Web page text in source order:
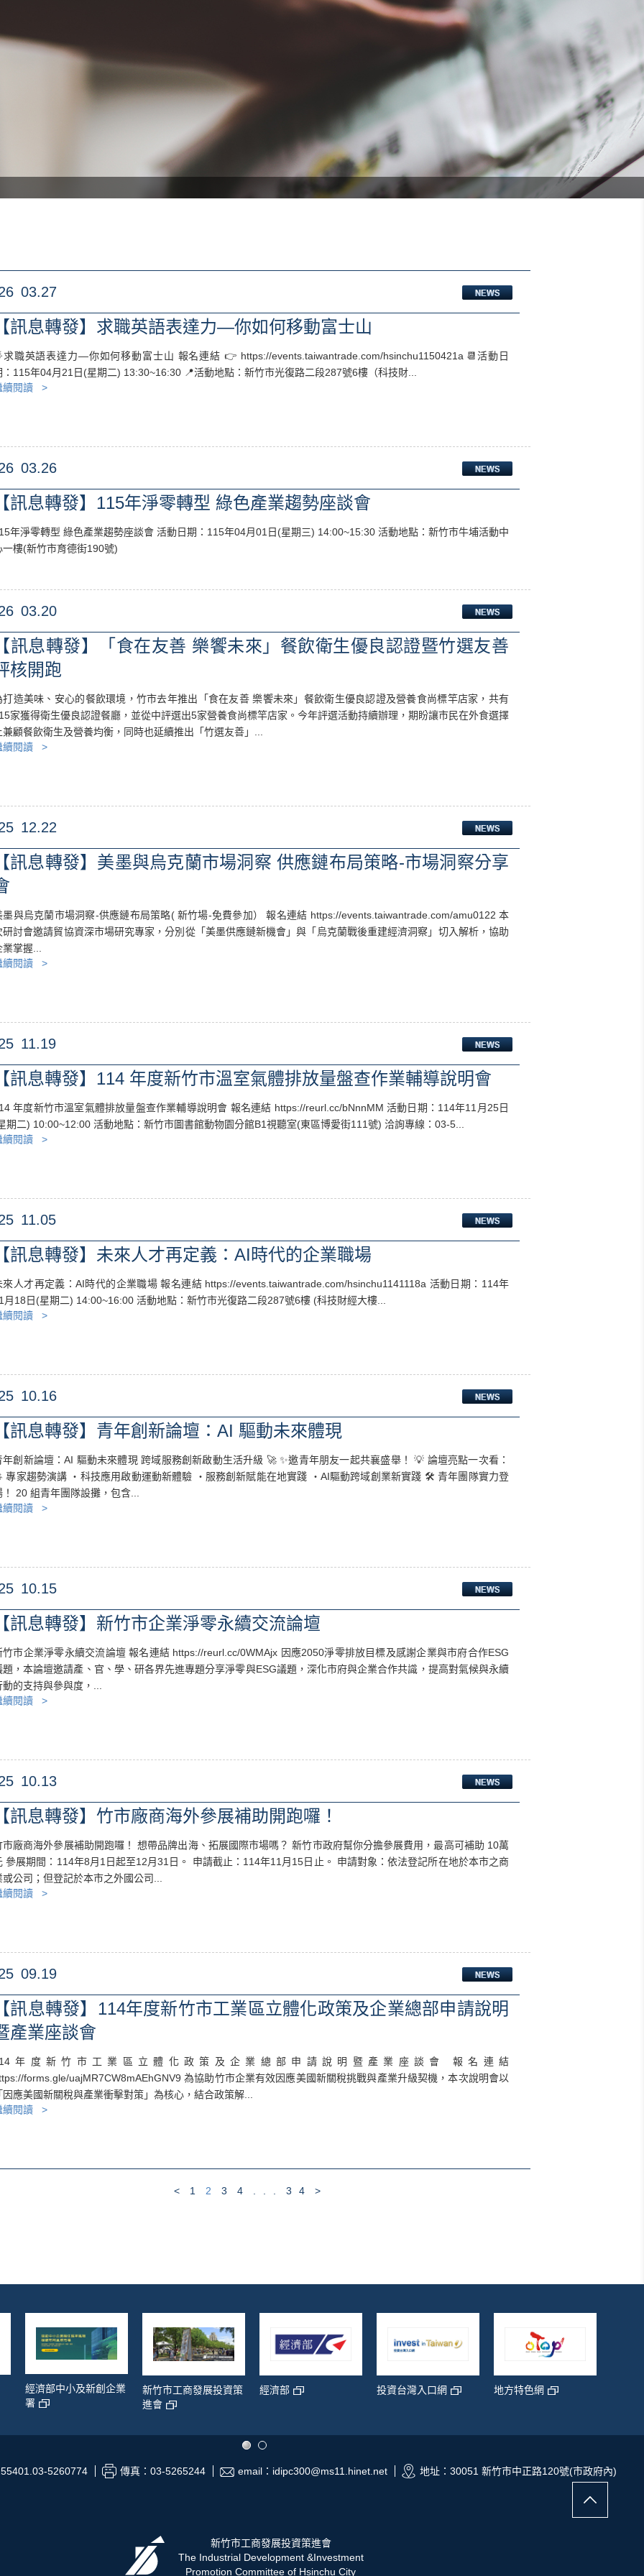
03.27
訊息轉發】求職英語表達力—你如何移動富士山
求職英語表達力—你如何移動富士山 報名連結 👉 https://events.taiwantrade.com/hsinchu1150421a 📆活動日
：115年04月21日(星期二) 13:30~16:30 📍活動地點：新竹市光復路二段287號6樓（科技財...
續閱讀 >
03.26
訊息轉發】115年淨零轉型 綠色產業趨勢座談會
年淨零轉型 綠色產業趨勢座談會 活動日期：115年04月01日(星期三) 14:00~15:30 活動地點：新竹市牛埔活動中
一樓(新竹市育德街190號)
03.20
訊息轉發】「食在友善 樂饗未來」餐飲衛生優良認證暨竹選友善
核開跑
打造美味、安心的餐飲環境，竹市去年推出「食在友善 樂饗未來」餐飲衛生優良認證及營養食尚標竿店家，共有
家獲得衛生優良認證餐廳，並從中評選出5家營養食尚標竿店家。今年評選活動持續辦理，期盼讓市民在外食選擇
兼顧餐飲衛生及營養均衡，同時也延續推出「竹選友善」...
續閱讀 >
12.22
訊息轉發】美墨與烏克蘭市場洞察 供應鏈布局策略-市場洞察分享
墨與烏克蘭市場洞察-供應鏈布局策略( 新竹場-免費參加） 報名連結 https://events.taiwantrade.com/amu0122 本
研討會邀請貿協資深市場研究專家，分別從「美墨供應鏈新機會」與「烏克蘭戰後重建經濟洞察」切入解析，協助
掌握...
續閱讀 >
11.19
訊息轉發】114 年度新竹市溫室氣體排放量盤查作業輔導說明會
年度新竹市溫室氣體排放量盤查作業輔導說明會 報名連結 https://reurl.cc/bNnnMM 活動日期：114年11月25日
期二) 10:00~12:00 活動地點：新竹市圖書館動物園分館B1視聽室(東區博愛街111號) 洽詢專線：03-5...
續閱讀 >
11.05
訊息轉發】未來人才再定義：AI時代的企業職場
來人才再定義：AI時代的企業職場 報名連結 https://events.taiwantrade.com/hsinchu1141118a 活動日期：114年
月18日(星期二) 14:00~16:00 活動地點：新竹市光復路二段287號6樓 (科技財經大樓...
續閱讀 >
10.16
訊息轉發】青年創新論壇：AI 驅動未來體現
年創新論壇：AI 驅動未來體現 跨域服務創新啟動生活升級 🚀 ✨邀青年朋友一起共襄盛舉！ 💡 論壇亮點一次看：
專家趨勢演講 ・科技應用啟動運動新體驗 ・服務創新賦能在地實踐 ・AI驅動跨域創業新實踐 🛠️ 青年團隊實力登
！ 20 組青年團隊設攤，包含...
續閱讀 >
10.15
訊息轉發】新竹市企業淨零永續交流論壇
竹市企業淨零永續交流論壇 報名連結 https://reurl.cc/0WMAjx 因應2050淨零排放目標及感謝企業與市府合作ESG
題，本論壇邀請產、官、學、研各界先進專題分享淨零與ESG議題，深化市府與企業合作共識，提高對氣候與永續
動的支持與參與度，...
續閱讀 >
10.13
訊息轉發】竹市廠商海外參展補助開跑囉！
市廠商海外參展補助開跑囉！ 想帶品牌出海、拓展國際市場嗎？ 新竹市政府幫你分擔參展費用，最高可補助 10萬
參展期間：114年8月1日起至12月31日。 申請截止：114年11月15日止。 申請對象：依法登記所在地於本市之商
或公司；但登記於本市之外國公司...
續閱讀 >
09.19
訊息轉發】114年度新竹市工業區立體化政策及企業總部申請說明
產業座談會
年度新竹市工業區立體化政策及企業總部申請說明暨產業座談會 報名連結
forms.gle/uajMR7CW8mAEhGNV9 為協助竹市企業有效因應美國新關稅挑戰與產業升級契機，本次說明會以
因應美國新關稅與產業衝擊對策」為核心，結合政策解...
續閱讀 >
< 1 2 3 4 34 >
經濟部中小及新創企業
署
新竹市工商發展投資策
進會
經濟部 投資台灣入口網 地方特色網
5260774 傳真：03-5265244 email：idipc300@ms11.hinet.net 地址：30051 新竹市中正路120號(市政府內)
新竹市工商發展投資策進會
The Industrial Development &Investment
Promotion Committee of Hsinchu City